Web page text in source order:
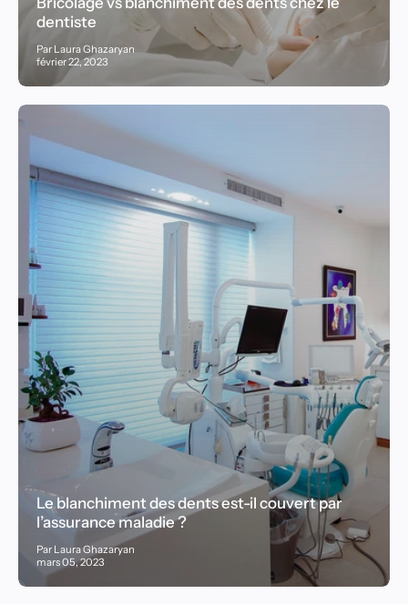
dentiste
Par Laura Ghazaryan
février 22, 2023
Le blanchiment des dents est-il couvert par
l’assurance maladie ?
Par Laura Ghazaryan
mars 05, 2023